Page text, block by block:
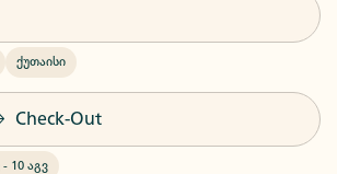
ქუთაისი
Check-Out
- 10 აგვ